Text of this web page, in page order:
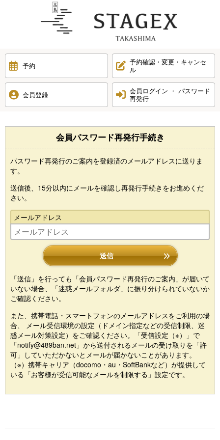
予約
予約確認・変更・キャンセ
ル
会員登録
会員ログイン ・ パスワード
再発行
会員パスワード再発行手続き
パスワード再発行のご案内を登録済のメールアドレスに送りま
す。
送信後、15分以内にメールを確認し再発行手続きをお進めくだ
さい。
メールアドレス
送信
「送信」を行っても「会員パスワード再発行のご案内」が届いて
いない場合、「迷惑メールフォルダ」に振り分けられていないか
ご確認ください。
また、携帯電話・スマートフォンのメールアドレスをご利用の場
合、 メール受信環境の設定（ドメイン指定などの受信制限、迷
惑メール対策設定）をご確認ください。「受信設定（※）」で
「notify@489ban.net」から送付されるメールの受け取りを「許
可」していただかないとメールが届かないことがあります。
（※）携帯キャリア（docomo・au・SoftBankなど）が提供して
いる「お客様が受信可能なメールを制限する」設定です。